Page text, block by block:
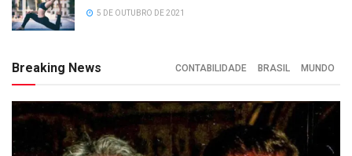
5 DE OUTUBRO DE 2021
Breaking News CONTABILIDADE BRASIL MUNDO